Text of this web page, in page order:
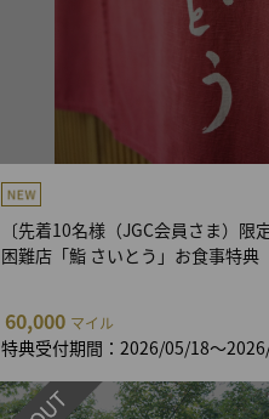
〔先着10名様（JGC会員さま）限
困難店「鮨 さいとう」お食事特典
60,000 マイル
特典受付期間：2026/05/18～